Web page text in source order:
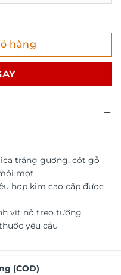
thành công từ ngày
hàng
tráng gương, cốt gỗ
mọt
hợp kim cao cấp được
vít nở treo tường
yêu cầu
(COD)